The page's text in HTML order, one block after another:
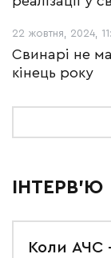
22 жовтня, 2024,
Свинарі не
кінець року
ІНТЕРВ'Ю
Коли АЧС